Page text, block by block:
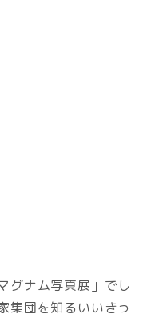
グナム写真展」でし
集団を知るいいきっ